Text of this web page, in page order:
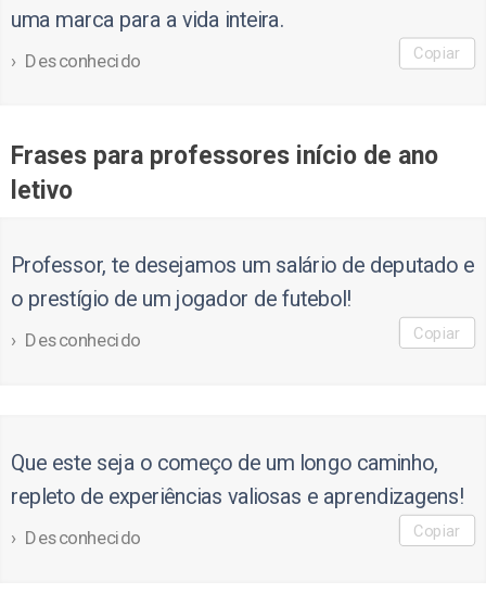
uma marca para a vida inteira.
Desconhecido Copiar
Frases para professores início de ano
letivo
Professor, te desejamos um salário de deputado e
o prestígio de um jogador de futebol!
Desconhecido Copiar
Que este seja o começo de um longo caminho,
repleto de experiências valiosas e aprendizagens!
Desconhecido Copiar